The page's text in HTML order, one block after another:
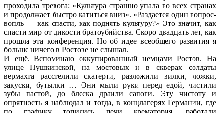
проходила тревога: «Культура страшно упала во всех странах
и продолжает быстро катиться вниз». «Раздается один вопрос-
вопль — как спасти, как поднять культуру?» Это значит, как
спасти мир от дикости братоубийства. Скоро двадцать лет, как
прошла эта конференция. Но об идее всеобщего развития я
больше ничего в Ростове не слышал.
И ещё. Вспоминаю оккупированный немцами Ростов. На
улице Пушкинской, на мостовых и в скверах солдаты
вермахта расстелили скатерти, разложили вилки, ложки,
закуски, бутылки … Они мыли руки перед едой, чистили
зубы пастой, до блеска драили сапоги. Эту чистоту и
опрятность я наблюдал и тогда, в концлагерях Германии, где
по графику топились печи крематория, работали